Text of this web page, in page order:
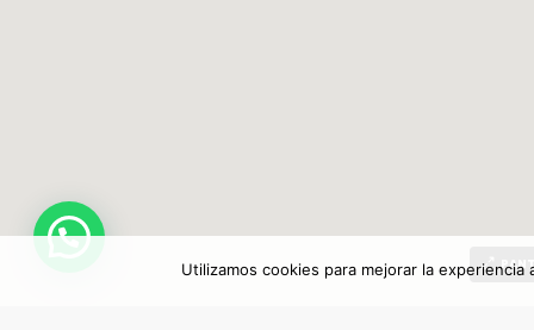
Utilizamos cookies para mejorar la